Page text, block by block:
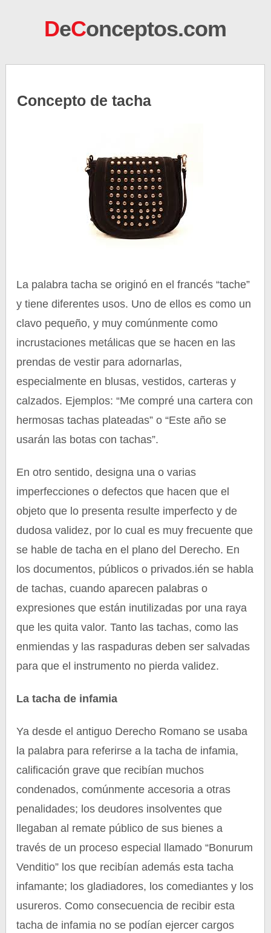
DeConceptos.com
Concepto de tacha
La palabra tacha se originó en el francés “tache”
y tiene diferentes usos. Uno de ellos es como un
clavo pequeño, y muy comúnmente como
incrustaciones metálicas que se hacen en las
prendas de vestir para adornarlas,
especialmente en blusas, vestidos, carteras y
calzados. Ejemplos: “Me compré una cartera con
hermosas tachas plateadas” o “Este año se
usarán las botas con tachas”.
En otro sentido, designa una o varias
imperfecciones o defectos que hacen que el
objeto que lo presenta resulte imperfecto y de
dudosa validez, por lo cual es muy frecuente que
se hable de tacha en el plano del Derecho. En
los documentos, públicos o privados.ién se habla
de tachas, cuando aparecen palabras o
expresiones que están inutilizadas por una raya
que les quita valor. Tanto las tachas, como las
enmiendas y las raspaduras deben ser salvadas
para que el instrumento no pierda validez.
La tacha de infamia
Ya desde el antiguo Derecho Romano se usaba
la palabra para referirse a la tacha de infamia,
calificación grave que recibían muchos
condenados, comúnmente accesoria a otras
penalidades; los deudores insolventes que
llegaban al remate público de sus bienes a
través de un proceso especial llamado “Bonurum
Venditio” los que recibían además esta tacha
infamante; los gladiadores, los comediantes y los
usureros. Como consecuencia de recibir esta
tacha de infamia no se podían ejercer cargos